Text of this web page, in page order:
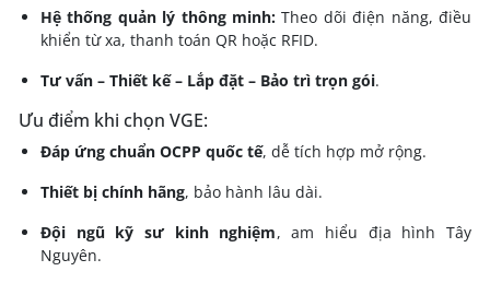
Hệ thống quản lý thông minh: Theo dõi điện năng, điều
khiển từ xa, thanh toán QR hoặc RFID.
Tư vấn – Thiết kế – Lắp đặt – Bảo trì trọn gói.
Ưu điểm khi chọn VGE:
Đáp ứng chuẩn OCPP quốc tế, dễ tích hợp mở rộng.
Thiết bị chính hãng, bảo hành lâu dài.
Đội ngũ kỹ sư kinh nghiệm, am hiểu địa hình Tây
Nguyên.